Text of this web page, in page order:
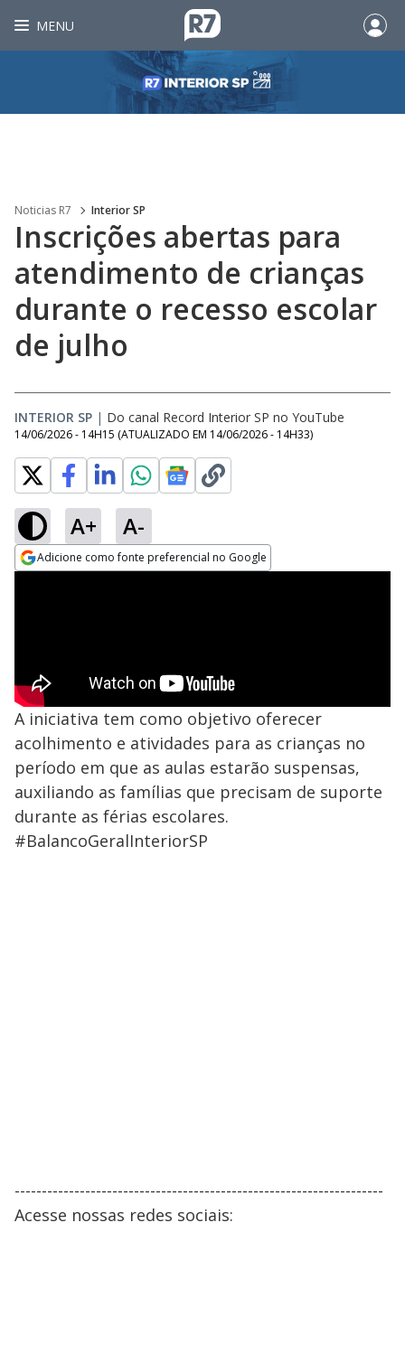
MENU
Noticias R7 Interior SP
Inscrições abertas para
atendimento de crianças
durante o recesso escolar
de julho
INTERIOR SP | Do canal Record Interior SP no YouTube
14/06/2026 - 14H15 (ATUALIZADO EM 14/06/2026 - 14H33)
A+ A-
Adicione como fonte preferencial no Google
A iniciativa tem como objetivo oferecer
acolhimento e atividades para as crianças no
período em que as aulas estarão suspensas,
auxiliando as famílias que precisam de suporte
durante as férias escolares.
#BalancoGeralInteriorSP
--------------------------------------------------------------------
Acesse nossas redes sociais: